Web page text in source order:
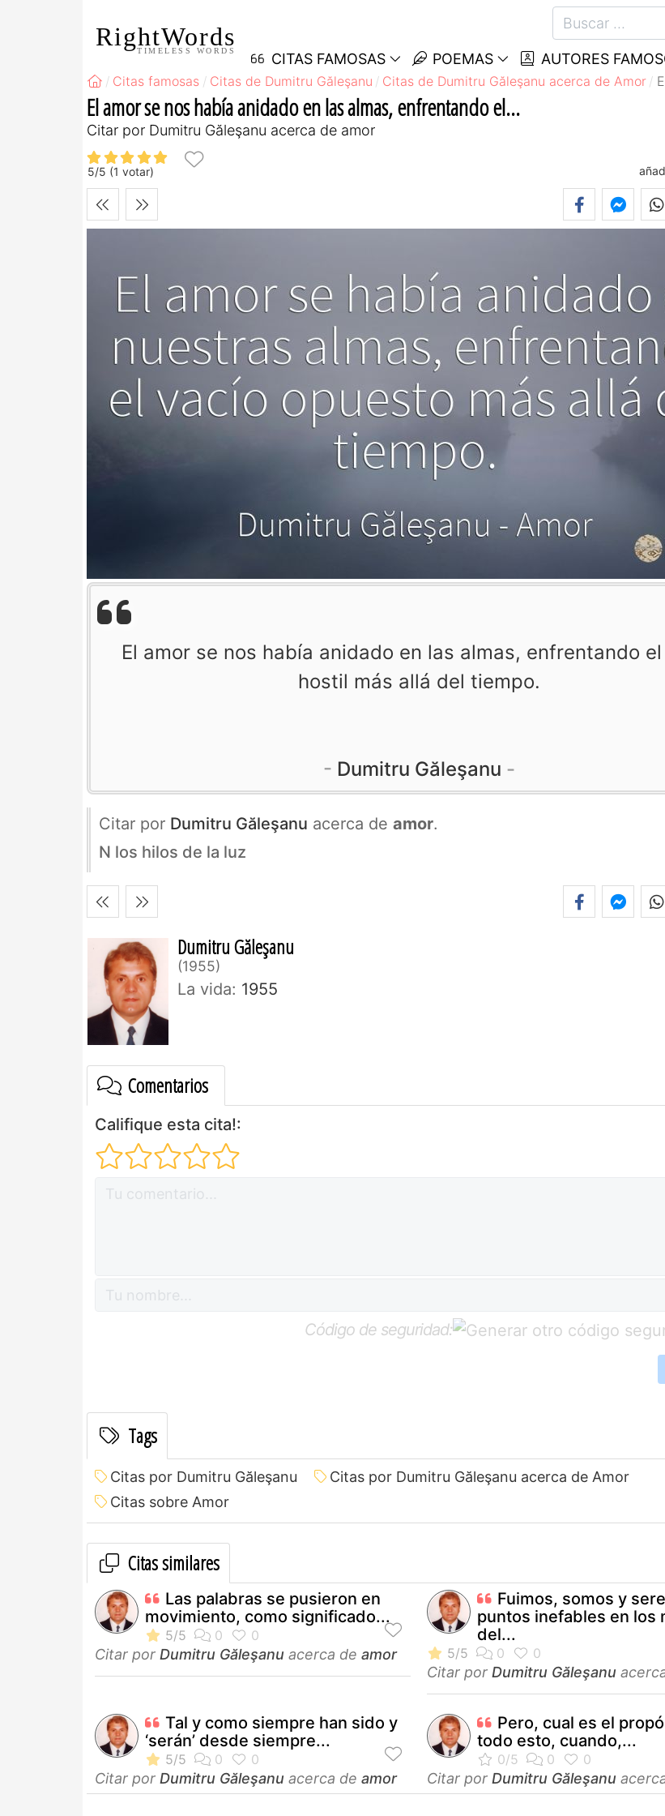
RightWords
TIMELESS WORDS CITAS FAMOSAS POEMAS AUTORES
Citas famosas Citas de Dumitru Găleşanu Citas de Dumitru Găleşanu acerca de Amor
El amor se nos había anidado en las almas, enfrentando el...
Citar por Dumitru Găleşanu acerca de amor
5/5 (1 votar)
El amor se nos había anidado en las almas, enfrentando
hostil más allá del tiempo.
Dumitru Găleşanu
Citar por Dumitru Găleşanu acerca de amor.
N los hilos de la luz
Dumitru Găleşanu
1955
La vida: 1955
Comentarios
Califique esta cita!:
Código de seguridad:
Tags
Citas por Dumitru Găleşanu
Citas por Dumitru Găleşanu acerca de Amor
Citas sobre Amor
Citas similares
Las palabras se pusieron en
movimiento, como significado...
Citar por Dumitru Găleşanu acerca de amor
Fuimos, somos y
puntos inefables en los
del...
Citar por Dumitru Găleşanu
Tal y como siempre han sido y
‘serán’ desde siempre...
Citar por Dumitru Găleşanu acerca de amor
Pero, cual es el
todo esto, cuando,...
Citar por Dumitru Găleşanu